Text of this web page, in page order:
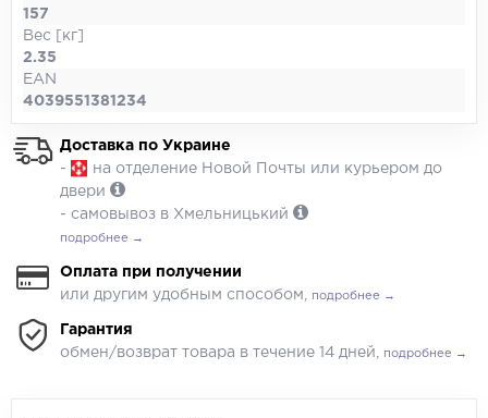
157
Вес [кг]
2.35
EAN
4039551381234
Доставка по Украине
-
на отделение Новой Почты или курьером до
двери
- самовывоз в Хмельницький
подробнее →
Оплата при получении
или другим удобным способом,
подробнее →
Гарантия
обмен/возврат товара в течение 14 дней,
подробнее →